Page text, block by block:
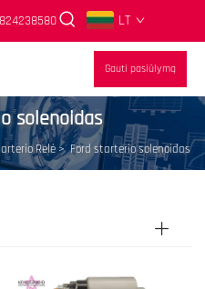
LT
Gauti pasiūlymą
solenoidas
Relė>Ford starterio solenoidas